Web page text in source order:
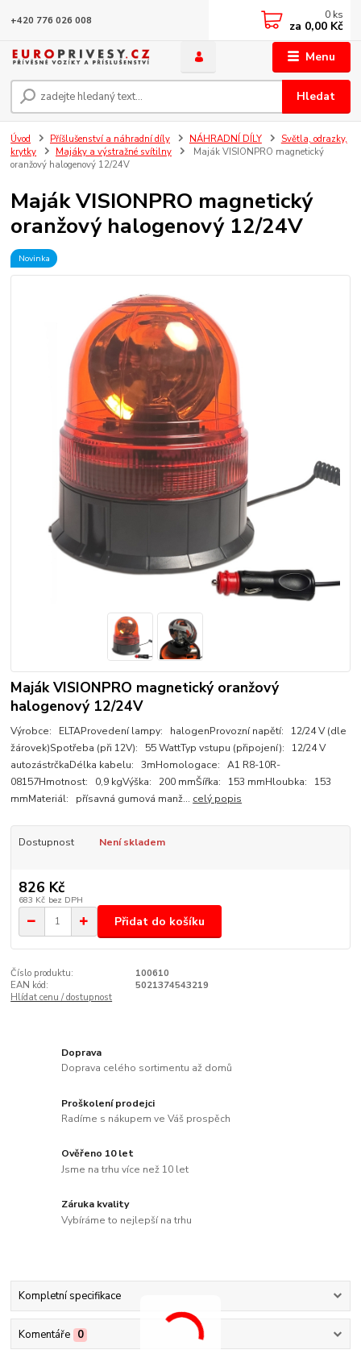
Menu
Hledat
+420 776 026 008 0 ks
za 0,00 Kč
Úvod Příšlušenství a náhradní díly NÁHRADNÍ DÍLY
Světla, odrazky,
krytky
Majáky a výstražné svítilny
Maják VISIONPRO magnetický
oranžový halogenový 12/24V
Maják VISIONPRO magnetický
oranžový halogenový 12/24V
Novinka
Maják VISIONPRO magnetický oranžový
halogenový 12/24V
Výrobce: ELTAProvedení lampy: halogenProvozní napětí: 12/24 V (dle
žárovek)Spotřeba (při 12V): 55 WattTyp vstupu (připojení): 12/24 V
autozástrčkaDélka kabelu: 3mHomologace: A1 R8-10R-
08157Hmotnost: 0,9 kgVýška: 200 mmŠířka: 153 mmHloubka: 153
mmMateriál: přísavná gumová manž... celý popis
Dostupnost Není skladem
826 Kč
683 Kč bez DPH
Přidat do košíku
Číslo produktu:
100610
EAN kód:
5021374543219
Hlídat cenu / dostupnost
Doprava
Doprava celého sortimentu až domů
Proškolení prodejci
Radíme s nákupem ve Váš prospěch
Ověřeno 10 let
Jsme na trhu více než 10 let
Záruka kvality
Vybíráme to nejlepší na trhu
Kompletní specifikace
Komentáře 0